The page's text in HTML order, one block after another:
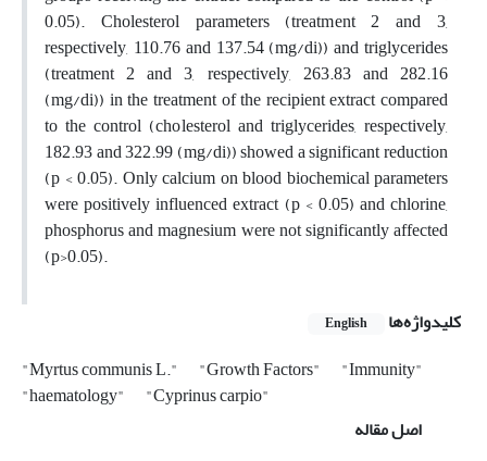
0.05). Cholesterol parameters (treatment 2 and 3,
respectively, 110.76 and 137.54 (mg/di)) and triglycerides
(treatment 2 and 3, respectively, 263.83 and 282.16
(mg/di)) in the treatment of the recipient extract compared
to the control (cholesterol and triglycerides, respectively,
182.93 and 322.99 (mg/di)) showed a significant reduction
(p < 0.05). Only calcium on blood biochemical parameters
were positively influenced extract (p < 0.05) and chlorine,
phosphorus and magnesium were not significantly affected
(p>0.05).
کلیدواژه‌ها
English
"Myrtus communis L." "Growth Factors"
"Immunity"
"haematology"
"Cyprinus carpio"
اصل مقاله